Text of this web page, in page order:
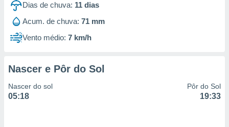
Dias de chuva: 11 dias
Acum. de chuva: 71 mm
Vento médio: 7 km/h
Nascer e Pôr do Sol
Nascer do sol
05:18
Pôr do Sol
19:33